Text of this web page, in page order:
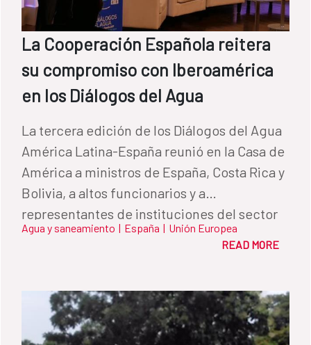
La Cooperación Española reitera
su compromiso con Iberoamérica
en los Diálogos del Agua
La tercera edición de los Diálogos del Agua
América Latina-España reunió en la Casa de
América a ministros de España, Costa Rica y
Bolivia, a altos funcionarios y a
representantes de instituciones del sector
privado para intercambiar puntos de vista y
cómo mejorar la gestión de los recursos
hídricos.
Agua y saneamiento | España | Unión Europea
READ MORE